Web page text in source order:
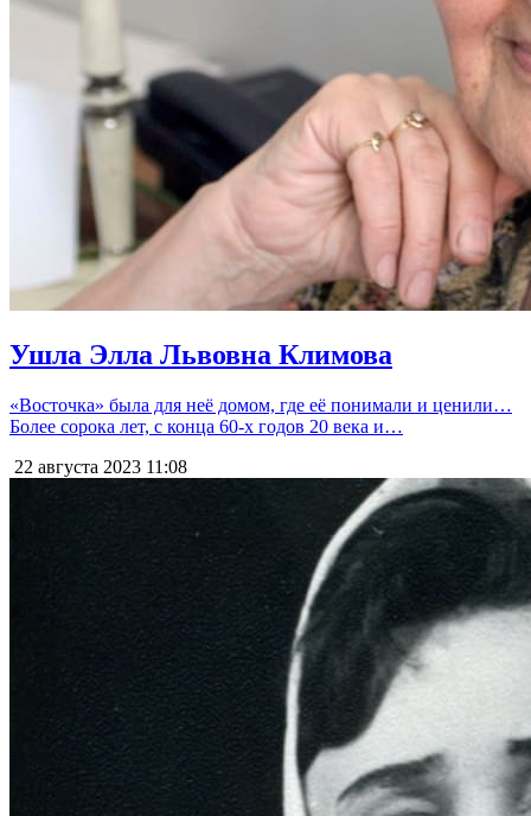
Ушла Элла Львовна Климова
«Восточка» была для неё домом, где её понимали и ценили…
Более сорока лет, с конца 60-х годов 20 века и…
22 августа 2023 11:08